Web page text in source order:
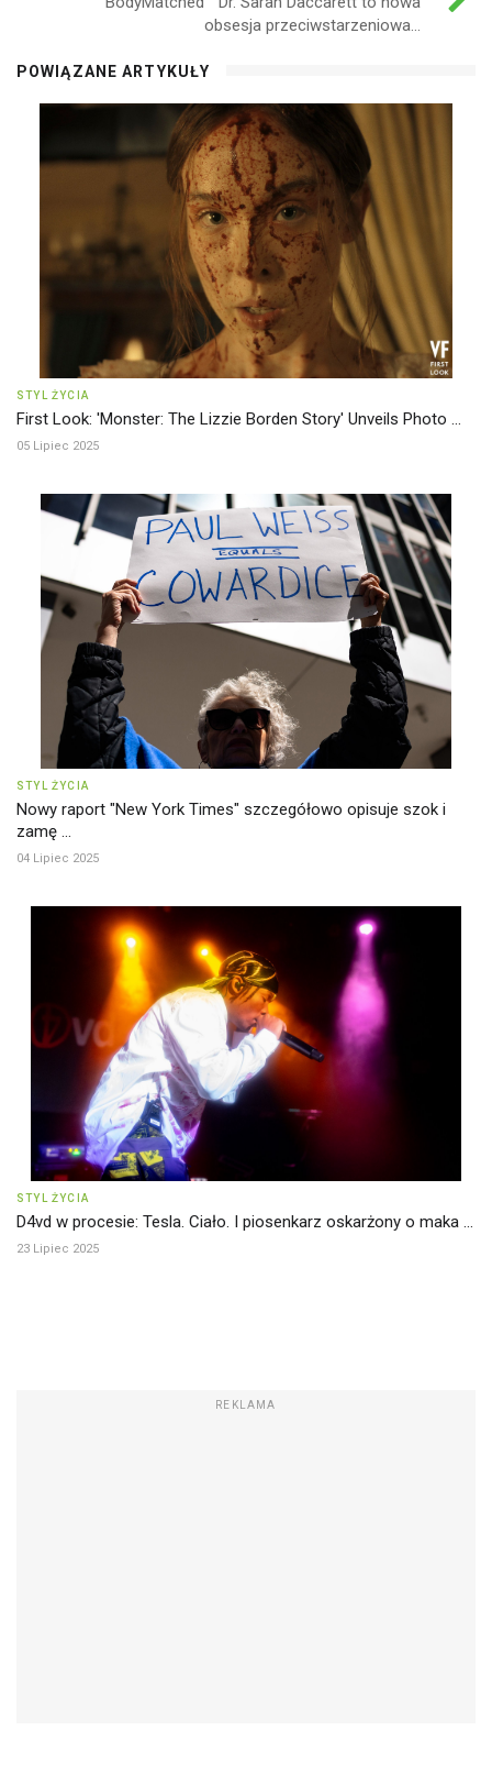
obsesja przeciwstarzeniowa...
POWIĄZANE ARTYKUŁY
STYL ŻYCIA
First Look: 'Monster: The Lizzie Borden Story' Unveils Photo ...
05 Lipiec 2025
STYL ŻYCIA
Nowy raport "New York Times" szczegółowo opisuje szok i
zamę ...
04 Lipiec 2025
STYL ŻYCIA
D4vd w procesie: Tesla. Ciało. I piosenkarz oskarżony o maka ...
23 Lipiec 2025
REKLAMA